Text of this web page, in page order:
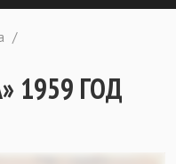
/
1959 ГОД